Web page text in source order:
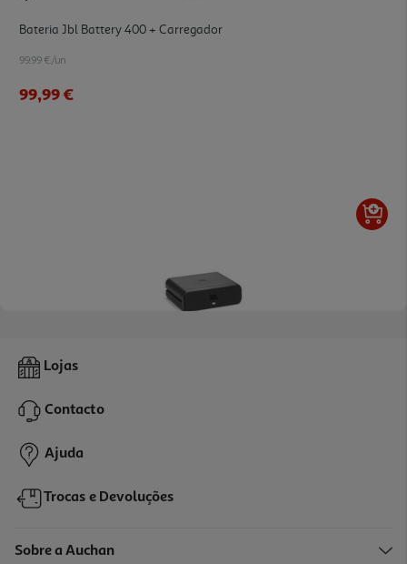
Bateria Jbl Battery 400 + Carregador
99.99 €/un
99,99 €
Bateria Jbl Battery 600
129,99 €
Lojas
Contacto
Ajuda
Trocas e Devoluções
Sobre a Auchan